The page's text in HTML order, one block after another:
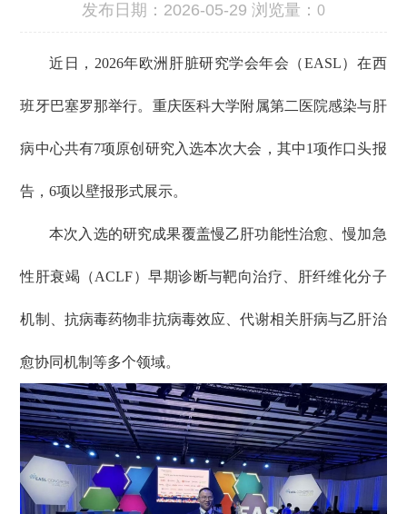
发布日期：2026-05-29 浏览量： 0
近日，2026年欧洲肝脏研究学会年会（EASL）在西
班牙巴塞罗那举行。重庆医科大学附属第二医院感染与肝
病中心共有7项原创研究入选本次大会，其中1项作口头报
告，6项以壁报形式展示。
本次入选的研究成果覆盖慢乙肝功能性治愈、慢加急
性肝衰竭（ACLF）早期诊断与靶向治疗、肝纤维化分子
机制、抗病毒药物非抗病毒效应、代谢相关肝病与乙肝治
愈协同机制等多个领域。